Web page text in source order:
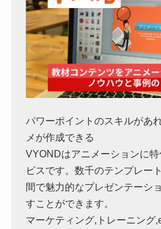
パワーポイントのスキルがあ
メが作成できる
VYONDはアニメーションに
ビスです。数千のテンプレー
間で魅力的なプレゼンテーシ
すことができます。
マーケティング,トレーニング